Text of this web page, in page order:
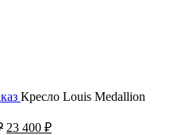
Кресло Louis Medallion
23 400 ₽